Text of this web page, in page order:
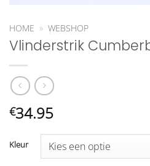
HOME » WEBSHOP
Vlinderstrik
€34.95
Kleur